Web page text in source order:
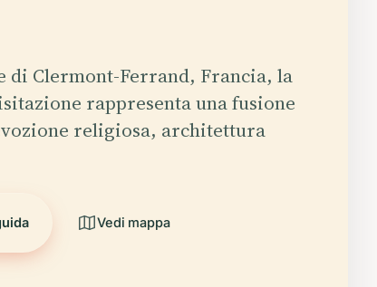
di Clermont-Ferrand, Francia, la
rappresenta una fusione
religiosa, architettura
Vedi mappa